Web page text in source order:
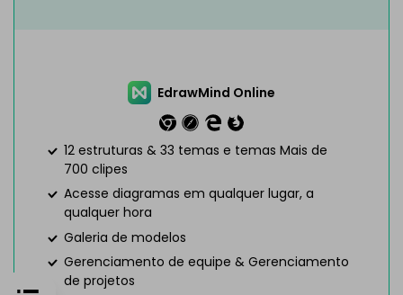
EdrawMind Online
12 estruturas & 33 temas e temas Mais de
700 clipes
Acesse diagramas em qualquer lugar, a
qualquer hora
Galeria de modelos
Gerenciamento de equipe & Gerenciamento
de projetos